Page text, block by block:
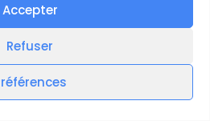
Accepter
Refuser
English